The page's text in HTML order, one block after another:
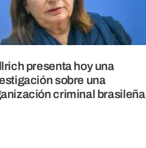
presenta hoy una
sobre una
criminal brasileña